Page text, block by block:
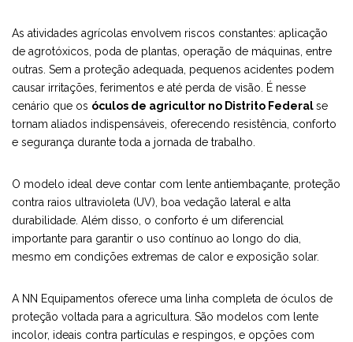
As atividades agrícolas envolvem riscos constantes: aplicação
de agrotóxicos, poda de plantas, operação de máquinas, entre
outras. Sem a proteção adequada, pequenos acidentes podem
causar irritações, ferimentos e até perda de visão. É nesse
cenário que os óculos de agricultor no Distrito Federalse
tornam aliados indispensáveis, oferecendo resistência, conforto
e segurança durante toda a jornada de trabalho.
O modelo ideal deve contar com lente antiembaçante, proteção
contra raios ultravioleta (UV), boa vedação lateral e alta
durabilidade. Além disso, o conforto é um diferencial
importante para garantir o uso contínuo ao longo do dia,
mesmo em condições extremas de calor e exposição solar.
A NN Equipamentos oferece uma linha completa de óculos de
proteção voltada para a agricultura. São modelos com lente
incolor, ideais contra partículas e respingos, e opções com